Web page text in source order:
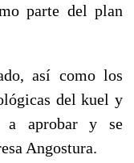
parte del plan
así como los
del kuel y
a aprobar y se
Angostura.